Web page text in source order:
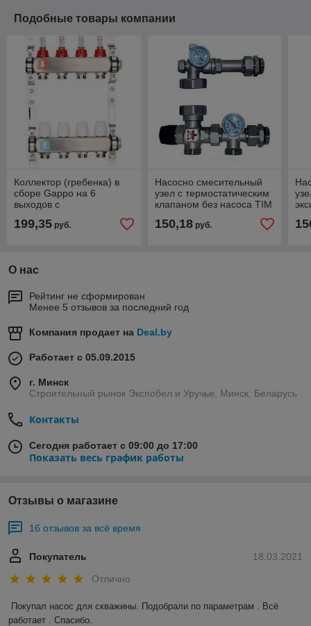
Подобные товары компании
Коллектор (гребенка) в
сборе Gappo на 6
выходов с
расходомерами G424.6
199,35 руб.
Насосно смесительный
узел с термостатическим
клапаном без насоса TIM
150,18руб.
О нас
Рейтинг не сформирован
Менее 5 отзывов за последний год
Компания продает на Deal.by
Работает с 05.09.2015
г. Минск
Строительный рынок Экспобел и Уручье, Минск, Беларусь
Контакты
Сегодня работает с 09:00 до 17:00
Показать весь график работы
Отзывы о магазине
16 отзывов за всё время
18.03.2021
Покупатель
Отлично
Покупал насос для скважины. Подобрали по параметрам . Всё
работает . Спасибо.